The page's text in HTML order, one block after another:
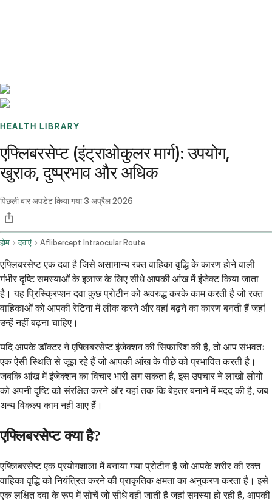
HEALTH LIBRARY
एफ्लिबरसेप्ट (इंट्राओकुलर मार्ग): उपयोग,
खुराक, दुष्प्रभाव और अधिक
पिछली बार अपडेट किया गया3 अप्रैल 2026
होम दवाएं Aflibercept Intraocular Route
एफ्लिबरसेप्ट एक दवा है जिसे असामान्य रक्त वाहिका वृद्धि के कारण होने वाली
गंभीर दृष्टि समस्याओं के इलाज के लिए सीधे आपकी आंख में इंजेक्ट किया जाता
है। यह प्रिस्क्रिप्शन दवा कुछ प्रोटीन को अवरुद्ध करके काम करती है जो रक्त
वाहिकाओं को आपकी रेटिना में लीक करने और वहां बढ़ने का कारण बनती हैं जहां
उन्हें नहीं बढ़ना चाहिए।
यदि आपके डॉक्टर ने एफ्लिबरसेप्ट इंजेक्शन की सिफारिश की है, तो आप संभवतः
एक ऐसी स्थिति से जूझ रहे हैं जो आपकी आंख के पीछे को प्रभावित करती है।
जबकि आंख में इंजेक्शन का विचार भारी लग सकता है, इस उपचार ने लाखों लोगों
को अपनी दृष्टि को संरक्षित करने और यहां तक ​​कि बेहतर बनाने में मदद की है, जब
अन्य विकल्प काम नहीं आए हैं।
एफ्लिबरसेप्ट क्या है?
एफ्लिबरसेप्ट एक प्रयोगशाला में बनाया गया प्रोटीन है जो आपके शरीर की रक्त
वाहिका वृद्धि को नियंत्रित करने की प्राकृतिक क्षमता का अनुकरण करता है। इसे
एक लक्षित दवा के रूप में सोचें जो सीधे वहीं जाती है जहां समस्या हो रही है, आपकी